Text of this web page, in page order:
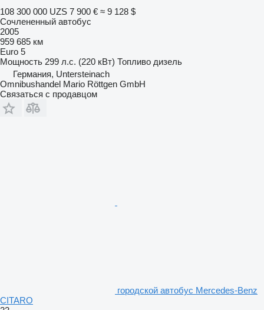
108 300 000 UZS 7 900 € ≈ 9 128 $
Сочлененный автобус
2005
959 685 км
Euro 5
Мощность 299 л.с. (220 кВт) Топливо дизель
Германия, Untersteinach
Omnibushandel Mario Röttgen GmbH
Связаться с продавцом
городской автобус Mercedes-Benz
CITARO